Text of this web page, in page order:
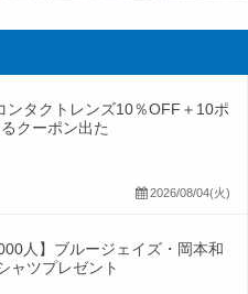
ンタクトレンズ10％OFF＋10ポ
クーポン出た
2026/08/04(火)
人】ブルージェイズ・岡本和
ャツプレゼント